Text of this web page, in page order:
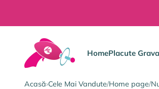
HomePlacute
Gravura Pe Orice
Acasă›Cele Mai Vandute/Home page/